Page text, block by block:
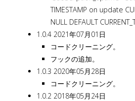
TIMESTAMP on update
NULL DEFAULT
1.0.4 2021年07月01日
コードクリーニング。
フックの追加。
1.0.3 2020年05月28日
コードクリーニング。
1.0.2 2018年05月24日